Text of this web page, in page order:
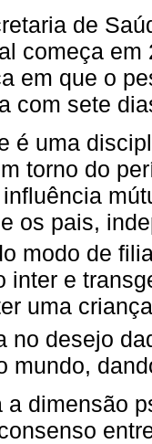
de
começa
em que o
com sete
é uma
torno do
os pais,
modo de
inter e
uma
no desejo
mundo,
a dimensão